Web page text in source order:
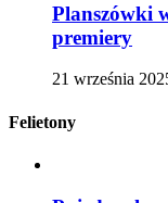
Planszówki
premiery
21 września
Felietony